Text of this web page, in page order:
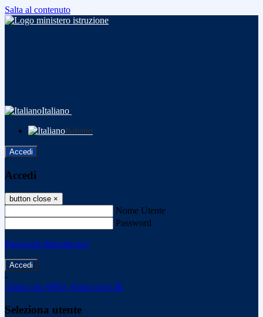
Salta al contenuto
Italiano
Italiano
Accedi
Accedi
button close ×
Nome Utente
Password
Password dimenticata?
-
Entra con SPID Entra con CIE
Seleziona utente